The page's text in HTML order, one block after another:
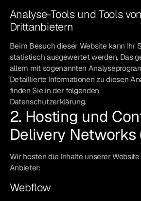
Analyse-Tools und Tools von
Drittanbietern
Beim Besuch dieser Website kann Ihr
statistisch ausgewertet werden. Das
allem mit sogenannten
Detaillierte Informationen zu diesen
finden Sie in der folgenden
Datenschutzerklärung.
2. Hosting und
Delivery Networks
Wir hosten die Inhalte unserer
Anbieter:
Webflow